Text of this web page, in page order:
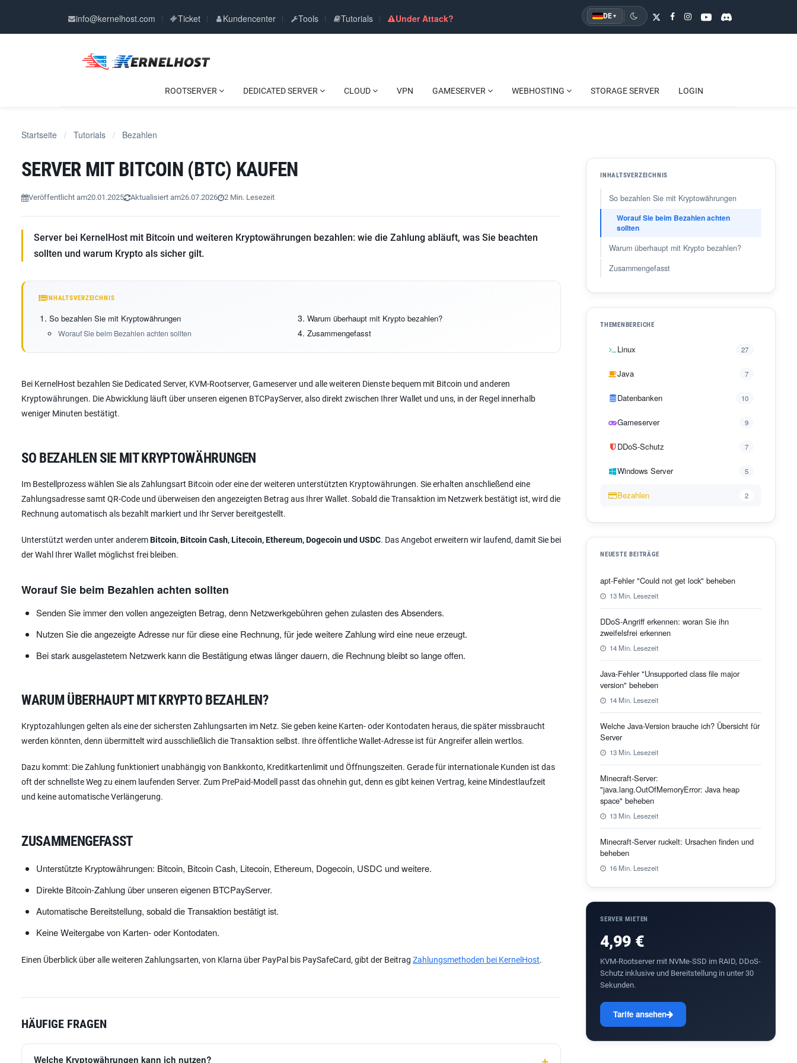
info@kernelhost.com Ticket Kundencenter Tools Tutorials Under Attack? DE ▾
ROOTSERVER DEDICATED SERVER CLOUD VPN GAMESERVER WEBHOSTING STORAGE SERVER LOGIN
Startseite / Tutorials / Bezahlen
SERVER MIT BITCOIN (BTC) KAUFEN
Veröffentlicht am20.01.2025 Aktualisiert am26.07.2026 2 Min. Lesezeit
Server bei KernelHost mit Bitcoin und weiteren Kryptowährungen bezahlen: wie die Zahlung abläuft, was Sie beachten
sollten und warum Krypto als sicher gilt.
INHALTSVERZEICHNIS
So bezahlen Sie mit Kryptowährungen
Worauf Sie beim Bezahlen achten sollten
Warum überhaupt mit Krypto bezahlen?
Zusammengefasst
Bei KernelHost bezahlen Sie Dedicated Server, KVM-Rootserver, Gameserver und alle weiteren Dienste bequem mit Bitcoin und anderen
Kryptowährungen. Die Abwicklung läuft über unseren eigenen BTCPayServer, also direkt zwischen Ihrer Wallet und uns, in der Regel innerhalb
weniger Minuten bestätigt.
SO BEZAHLEN SIE MIT KRYPTOWÄHRUNGEN
Im Bestellprozess wählen Sie als Zahlungsart Bitcoin oder eine der weiteren unterstützten Kryptowährungen. Sie erhalten anschließend eine
Zahlungsadresse samt QR-Code und überweisen den angezeigten Betrag aus Ihrer Wallet. Sobald die Transaktion im Netzwerk bestätigt ist, wird die
Rechnung automatisch als bezahlt markiert und Ihr Server bereitgestellt.
Unterstützt werden unter anderemBitcoin, Bitcoin Cash, Litecoin, Ethereum, Dogecoin und USDC. Das Angebot erweitern wir laufend, damit Sie bei
der Wahl Ihrer Wallet möglichst frei bleiben.
Worauf Sie beim Bezahlen achten sollten
Senden Sie immer den vollen angezeigten Betrag, denn Netzwerkgebühren gehen zulasten des Absenders.
Nutzen Sie die angezeigte Adresse nur für diese eine Rechnung, für jede weitere Zahlung wird eine neue erzeugt.
Bei stark ausgelastetem Netzwerk kann die Bestätigung etwas länger dauern, die Rechnung bleibt so lange offen.
WARUM ÜBERHAUPT MIT KRYPTO BEZAHLEN?
Kryptozahlungen gelten als eine der sichersten Zahlungsarten im Netz. Sie geben keine Karten- oder Kontodaten heraus, die später missbraucht
werden könnten, denn übermittelt wird ausschließlich die Transaktion selbst. Ihre öffentliche Wallet-Adresse ist für Angreifer allein wertlos.
Dazu kommt: Die Zahlung funktioniert unabhängig von Bankkonto, Kreditkartenlimit und Öffnungszeiten. Gerade für internationale Kunden ist das
oft der schnellste Weg zu einem laufenden Server. Zum PrePaid-Modell passt das ohnehin gut, denn es gibt keinen Vertrag, keine Mindestlaufzeit
und keine automatische Verlängerung.
ZUSAMMENGEFASST
Unterstützte Kryptowährungen: Bitcoin, Bitcoin Cash, Litecoin, Ethereum, Dogecoin, USDC und weitere.
Direkte Bitcoin-Zahlung über unseren eigenen BTCPayServer.
Automatische Bereitstellung, sobald die Transaktion bestätigt ist.
Keine Weitergabe von Karten- oder Kontodaten.
Einen Überblick über alle weiteren Zahlungsarten, von Klarna über PayPal bis PaySafeCard, gibt der Beitrag Zahlungsmethoden bei KernelHost.
HÄUFIGE FRAGEN
Welche Kryptowährungen kann ich nutzen?
INHALTSVERZEICHNIS
So bezahlen Sie mit Kryptowährungen
Worauf Sie beim Bezahlen achten
sollten
Warum überhaupt mit Krypto bezahlen?
Zusammengefasst
THEMENBEREICHE
Linux 27
Java 7
Datenbanken 10
Gameserver 9
DDoS-Schutz 7
Windows Server 5
Bezahlen 2
NEUESTE BEITRÄGE
apt-Fehler "Could not get lock" beheben
13 Min. Lesezeit
DDoS-Angriff erkennen: woran Sie ihn
zweifelsfrei erkennen
14 Min. Lesezeit
Java-Fehler "Unsupported class file major
version" beheben
14 Min. Lesezeit
Welche Java-Version brauche ich? Übersicht für
Server
13 Min. Lesezeit
Minecraft-Server:
"java.lang.OutOfMemoryError: Java heap
space" beheben
13 Min. Lesezeit
Minecraft-Server ruckelt: Ursachen finden und
beheben
16 Min. Lesezeit
SERVER MIETEN
4,99 €
KVM-Rootserver mit NVMe-SSD im RAID, DDoS-
Schutz inklusive und Bereitstellung in unter 30
Sekunden.
Tarife ansehen